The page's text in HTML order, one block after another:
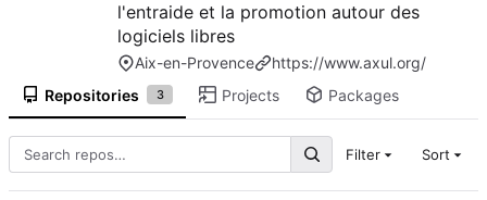
l'entraide et la promotion autour des
logiciels libres
Aix-en-Provence
https://www.axul.org/
Repositories
3 Projects Packages
Filter Sort